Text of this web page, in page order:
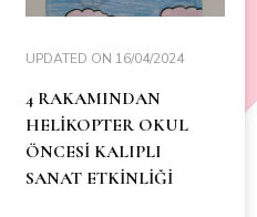
UPDATED ON 16/04/2024
4 RAKAMINDAN
HELİKOPTER OKUL
ÖNCESİ KALIPLI
SANAT ETKİNLİĞİ